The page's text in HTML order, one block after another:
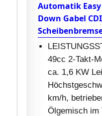
Automatik
Down Gabel
49cc 2-Takt-
ca. 1,6 KW
km/h,
Ölgemisch im